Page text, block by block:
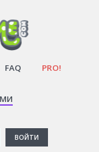
FAQ PRO!
ВОЙТИ